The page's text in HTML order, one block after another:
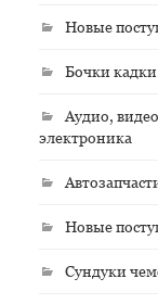
Новые
Бочки
Аудио,
электроника
Новые
Сундуки